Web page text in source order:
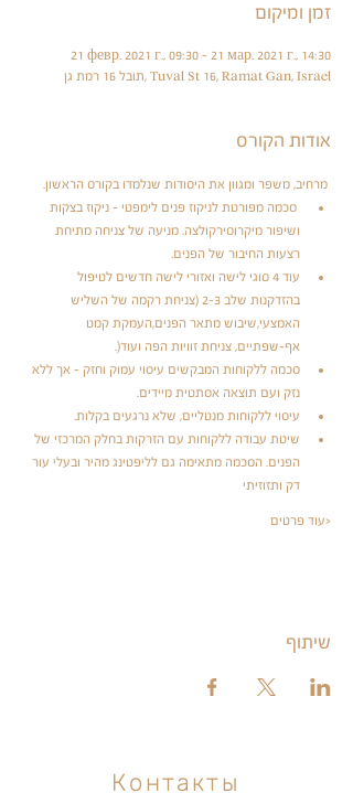
זמן ומיקום
21 февр. 2021 г., 09:30 – 21 мар. 2021 г., 14:30
תובל 16 רמת גן, Tuval St 16, Ramat Gan, Israel
אודות הקורס
מרחיב, משפר ומגוון את היסודות שנלמדו בקורס הראשון.
סכמה מפורטת לניקוז פנים לימפטי - ניקוז בצקות
ושיפור מיקרוסירקולצה. מניעה של צניחה מתיחת
רצעות החיבור של הפנים.
עוד 4 סוגי לישה ואזורי לישה חדשים לטיפול
בהזדקנות שלב 2-3 (צניחת רקמה של השליש
האמצעי,שיבוש מתאר הפנים,העמקת קמט
אף-שפתיים, צניחת זוויות הפה ועוד(.
סכמה ללקוחות המבקשים עיסוי עמוק וחזק - אך ללא
נזק ועם תוצאה אסתטית מיידים.
עיסוי ללקוחות מנטליים, שלא נרגעים בקלות.
שיטת עבודה ללקוחות עם הזרקות בחלק המרכזי של
הפנים. הסכמה מתאימה גם לליפטינג מהיר ובעלי עור
דק ותזוזיתי
עוד פרטים>
שיתוף
Контакты